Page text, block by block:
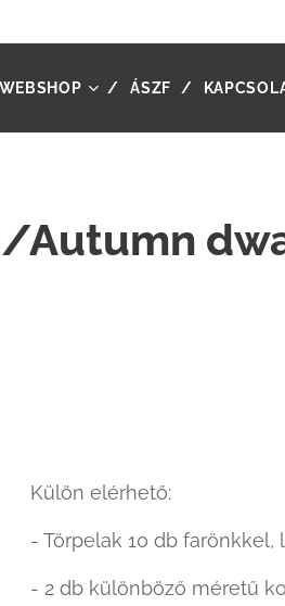
WEBSHOP ÁSZF
Autumn
Külön elérhető:
- Törpelak 10 db
- 2 db különböző méretű